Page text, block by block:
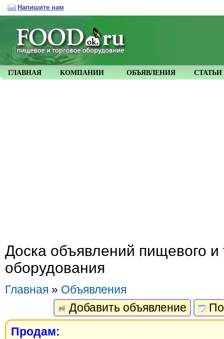
Доска объявлений пищевого и
оборудования
Главная » Объявления
Добавить объявление
Продам:
ГЛАВНАЯ КОМПАНИИ ОБЪЯВЛЕНИЯ СТАТЬИ
Напишите нам